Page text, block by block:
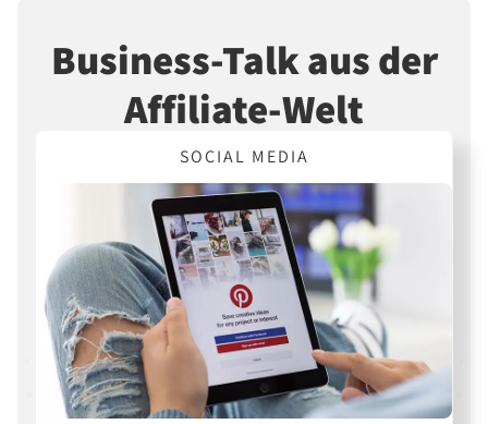
Business-Talk aus der
Affiliate-Welt
SOCIAL MEDIA